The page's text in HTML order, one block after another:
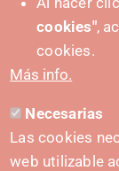
PUSHED
CONTACT
cookies",
cookies.
Más info.
Necesarias
Las cookies
web utilizable